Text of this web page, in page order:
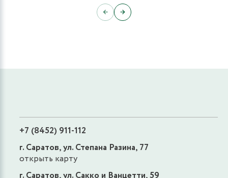
← →
+7 (8452) 911-112
г. Саратов, ул. Степана Разина, 77
открыть карту